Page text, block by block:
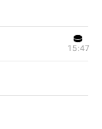
15:47